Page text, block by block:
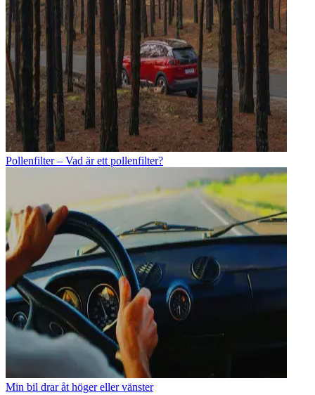
Pollenfilter – Vad är ett pollenfilter?
Min bil drar åt höger eller vänster